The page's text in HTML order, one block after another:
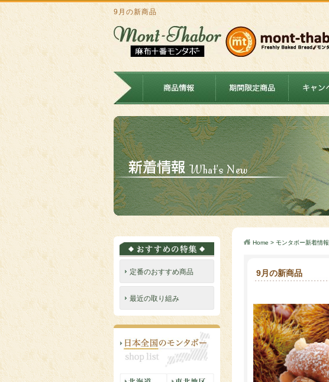
9月の新商品
Home > モンタボー新着情報
9月の新商品
定番のおすすめ商品
最近の取り組み